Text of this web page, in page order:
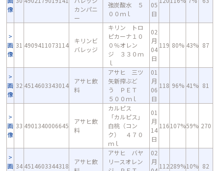
像
カンパニ
ー
強炭酸水 ５
００ｍｌ
05
日
画
像
31 4909411073114
キリンビ
バレッジ
キリン トロ
ピカーナ１０
０％オレン
ジ ３３０ｍ
ｌ
02
月
04
日
119 80% 43% 87
画
像
32 4514603343014
アサヒ飲
料
アサヒ 三ツ
矢新搾ぶど
う ＰＥＴ
５００ｍｌ
01
月
06
日
118 96% 41% 81
画
像
33 4901340006645
アサヒ飲
料
カルピス
「カルピス」
白桃（コン
ク） ４７０
ｍｌ
01
月
14
日
116107%59% 270
画 34 4514603344318
アサヒ飲
アサヒ バヤ
リースオレン
02
月
112289%10% 82